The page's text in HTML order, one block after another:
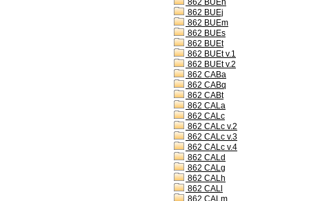
862 BUEh
862 BUEj
862 BUEm
862 BUEs
862 BUEt
862 BUEt v.1
862 BUEt v.2
862 CABa
862 CABq
862 CABt
862 CALa
862 CALc
862 CALc v.2
862 CALc v.3
862 CALc v.4
862 CALd
862 CALg
862 CALh
862 CALl
862 CALm